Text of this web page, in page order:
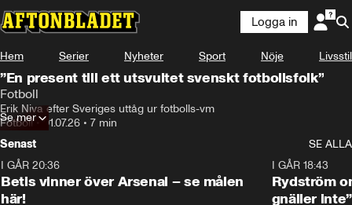
Logga in
Hem Serier Nyheter Sport Nöje Livsstil
”En present till ett utsvultet svenskt fotbollsfolk”
Fotboll
Erik Niva efter Sveriges uttåg ur fotbolls-vm
Fotboll•01.07.26 • 7 min
Se mer
Senast
SE ALLA
I GÅR 20:36
Betis vinner över Arsenal – se målen
här!
I GÅR 18:43
Rydström
gnäller inte”